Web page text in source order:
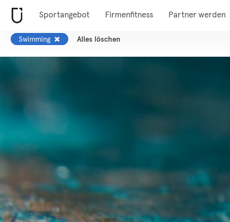
Sportangebot Firmenfitness Partner werden
Swimming Alles löschen